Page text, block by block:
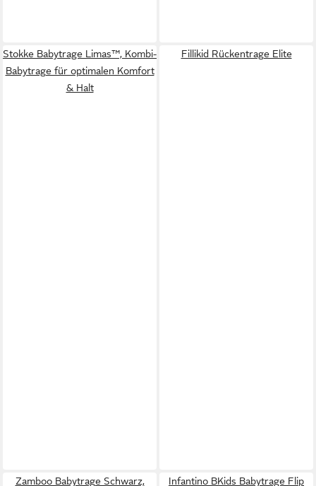
Stokke Babytrage Limas™, Kombi-
Babytrage für optimalen Komfort
& Halt
Fillikid Rückentrage Elite
Zamboo Babytrage Schwarz, Infantino BKids Babytrage Flip